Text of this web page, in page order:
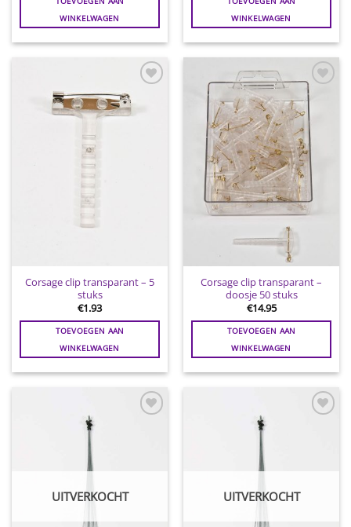
WINKELWAGEN
WINKELWAGEN
Toevoegen
aan
wenslijst
Corsage clip transparant – 5
stuks
€1.93
TOEVOEGEN AAN
WINKELWAGEN
Toevoegen
aan
wenslijst
Corsage clip transparant –
doosje 50 stuks
€14.95
TOEVOEGEN AAN
WINKELWAGEN
UITVERKOCHT UITVERKOCHT